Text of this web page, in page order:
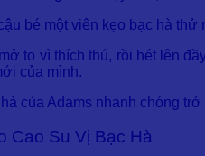
bé một viên kẹo bạc hà
to vì thích thú, rồi hét lên
của mình.
của Adams nhanh chóng
Cao Su Vị Bạc Hà